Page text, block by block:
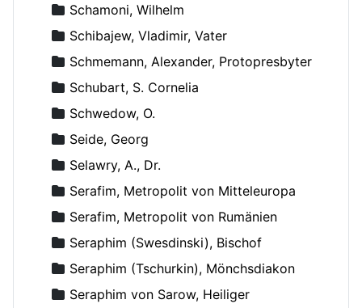
Schamoni, Wilhelm
Schibajew, Vladimir, Vater
Schmemann, Alexander, Protopresbyter
Schubart, S. Cornelia
Schwedow, O.
Seide, Georg
Selawry, A., Dr.
Serafim, Metropolit von Mitteleuropa
Serafim, Metropolit von Rumänien
Seraphim (Swesdinski), Bischof
Seraphim (Tschurkin), Mönchsdiakon
Seraphim von Sarow, Heiliger